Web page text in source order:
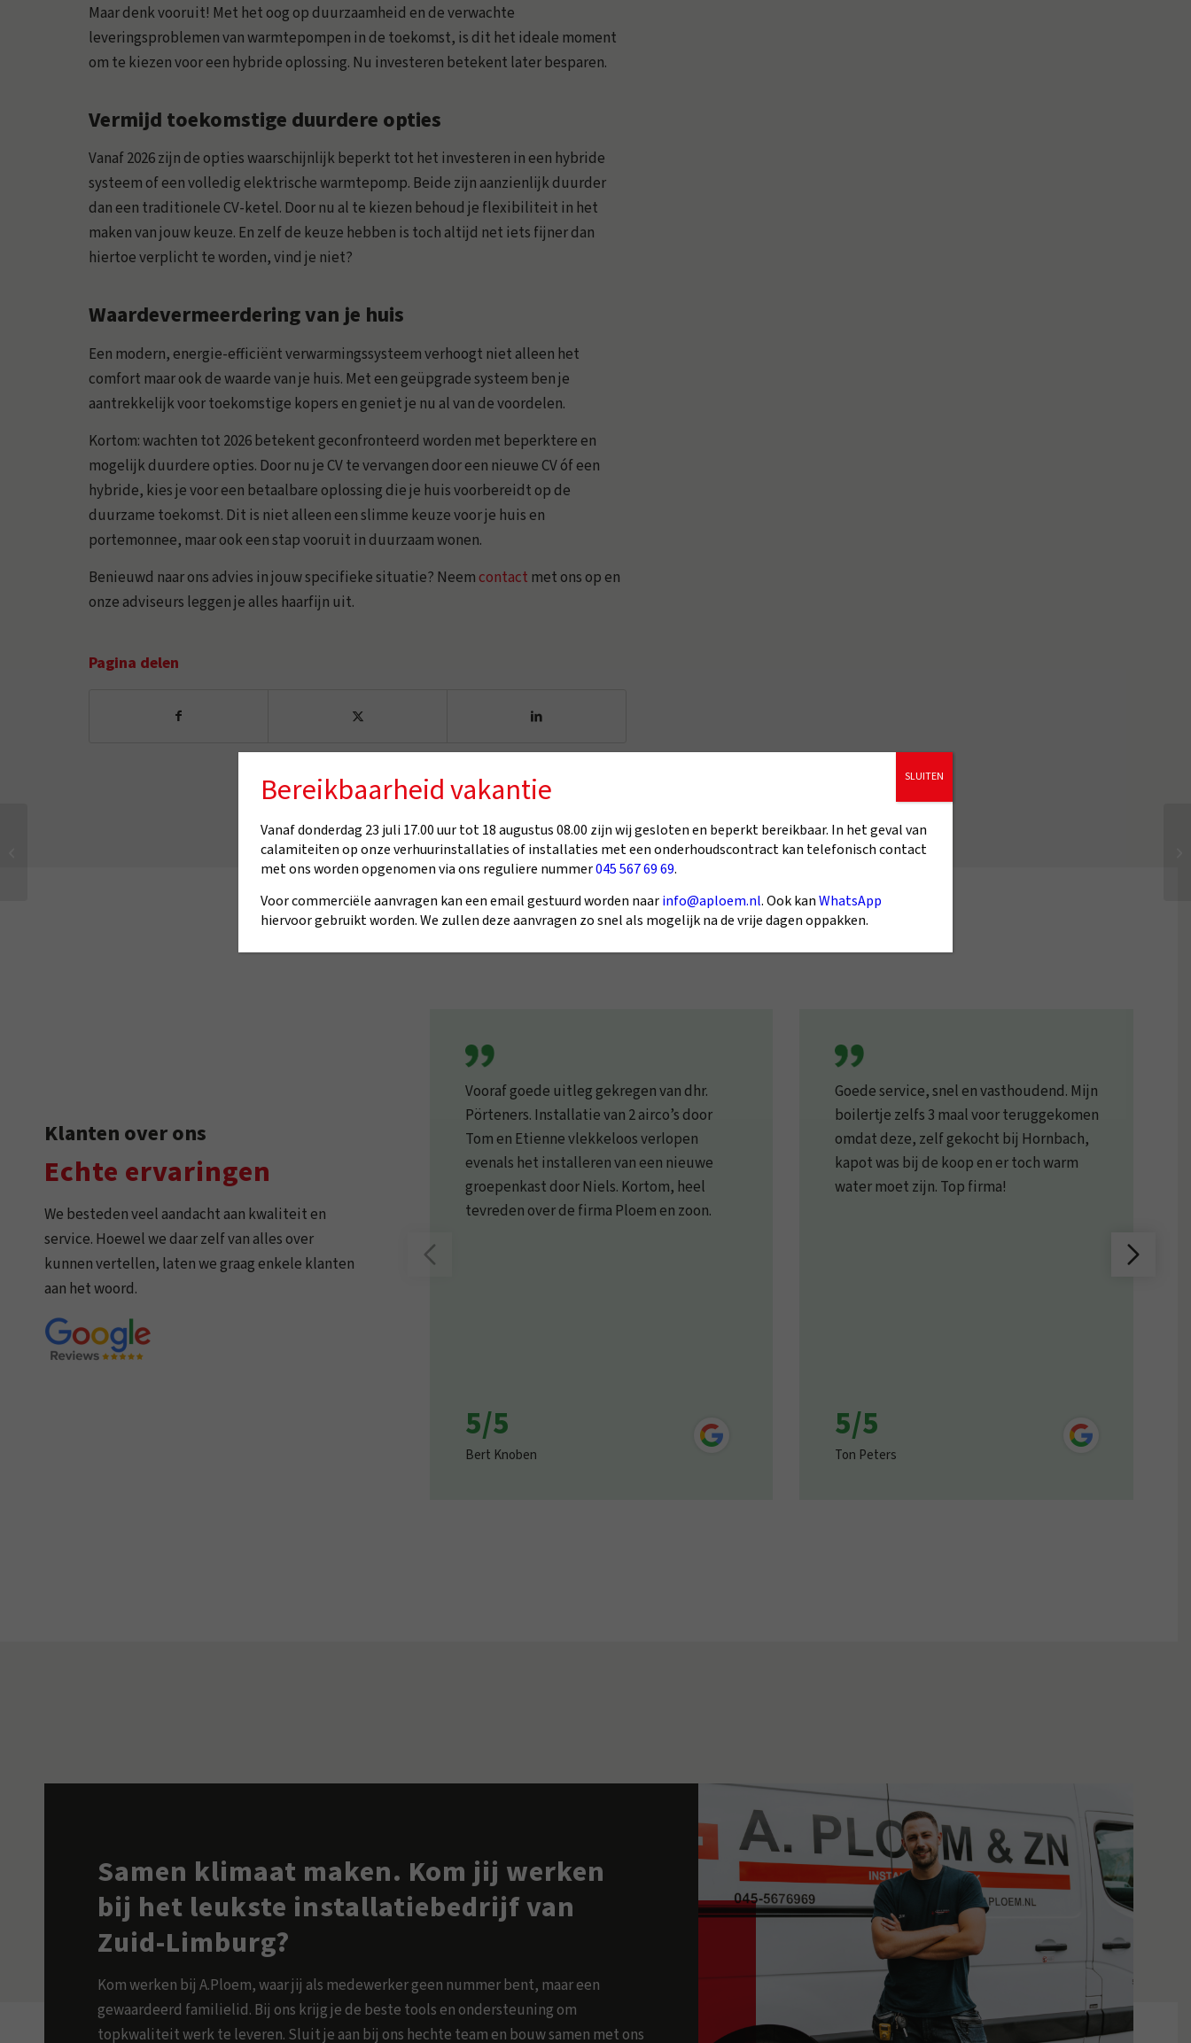
Maar denk vooruit! Met het oog op duurzaamheid en de verwachte
leveringsproblemen van warmtepompen in de toekomst, is dit het ideale moment
om te kiezen voor een hybride oplossing. Nu investeren betekent later besparen.
Vermijd toekomstige duurdere opties
Vanaf 2026 zijn de opties waarschijnlijk beperkt tot het investeren in een hybride
systeem of een volledig elektrische warmtepomp. Beide zijn aanzienlijk duurder
dan een traditionele CV-ketel. Door nu al te kiezen behoud je flexibiliteit in het
maken van jouw keuze. En zelf de keuze hebben is toch altijd net iets fijner dan
hiertoe verplicht te worden, vind je niet?
Waardevermeerdering van je huis
Een modern, energie-efficiënt verwarmingssysteem verhoogt niet alleen het
comfort maar ook de waarde van je huis. Met een geüpgrade systeem ben je
aantrekkelijk voor toekomstige kopers en geniet je nu al van de voordelen.
Kortom: wachten tot 2026 betekent geconfronteerd worden met beperktere en
mogelijk duurdere opties. Door nu je CV te vervangen door een nieuwe CV óf een
hybride, kies je voor een betaalbare oplossing die je huis voorbereidt op de
duurzame toekomst. Dit is niet alleen een slimme keuze voor je huis en
portemonnee, maar ook een stap vooruit in duurzaam wonen.
Benieuwd naar ons advies in jouw specifieke situatie? Neemcontact met ons op en
onze adviseurs leggen je alles haarfijn uit.
Pagina delen
Klanten over ons
Echte ervaringen
We besteden veel aandacht aan kwaliteit en
service. Hoewel we daar zelf van alles over
kunnen vertellen, laten we graag enkele klanten
aan het woord.
Vooraf goede uitleg gekregen van dhr.
Pörteners. Installatie van 2 airco’s door
Tom en Etienne vlekkeloos verlopen
evenals het installeren van een nieuwe
groepenkast door Niels. Kortom, heel
tevreden over de firma Ploem en zoon.
5/5
Bert Knoben
Goede service, snel en vasthoudend. Mijn
boilertje zelfs 3 maal voor teruggekomen
omdat deze, zelf gekocht bij Hornbach,
kapot was bij de koop en er toch warm
water moet zijn. Top firma!
5/5
Ton Peters
Samen klimaat maken. Kom jij werken
bij het leukste installatiebedrijf van
Zuid-Limburg?
Kom werken bij A.Ploem, waar jij als medewerker geen nummer bent, maar een
gewaardeerd familielid. Bij ons krijg je de beste tools en ondersteuning om
topkwaliteit werk te leveren. Sluit je aan bij ons hechte team en bouw samen met ons
Bereikbaarheid vakantie
Vanaf donderdag 23 juli 17.00 uur tot 18 augustus 08.00 zijn wij gesloten en beperkt bereikbaar. In het geval van
calamiteiten op onze verhuurinstallaties of installaties met een onderhoudscontract kan telefonisch contact
met ons worden opgenomen via ons reguliere nummer045 567 69 69.
Voor commerciële aanvragen kan een email gestuurd worden naarinfo@aploem.nl. Ook kanWhatsApp
hiervoor gebruikt worden. We zullen deze aanvragen zo snel als mogelijk na de vrije dagen oppakken.
SLUITEN